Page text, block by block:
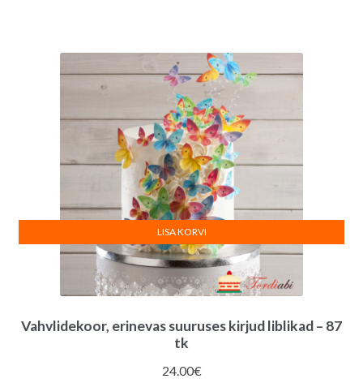
Vahvlidekoor, erinevas suuruses kirjud liblikad – 87
tk
24.00€
LISA KORVI